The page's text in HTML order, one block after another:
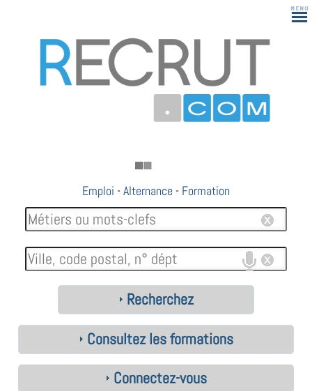
Emploi -Alternance - Formation
Recherchez
Consultez les formations
Connectez-vous